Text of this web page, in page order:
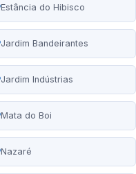
Estância do Hibisco
Jardim Bandeirantes
Jardim Indústrias
Mata do Boi
Nazaré